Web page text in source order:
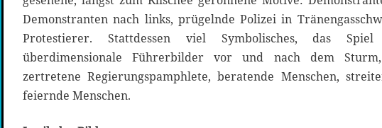
Demonstranten nach links, prügelnde Polizei in
Protestierer. Stattdessen viel Symbolisches, das
überdimensionale Führerbilder vor und nach dem
zertretene Regierungspamphlete, beratende Menschen,
feiernde Menschen.